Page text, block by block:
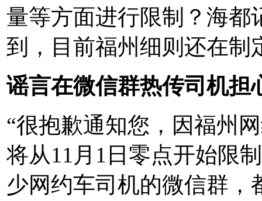
量等方面进行限制？海都
到，目前福州细则还在制
谣言在微信群热传司机担
“很抱歉通知您，因福州
将从11月1日零点开始限
少网约车司机的微信群，